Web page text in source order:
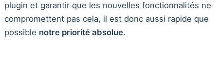
plugin et garantir que les nouvelles fonctionnalités ne
compromettent pas cela, il est donc aussi rapide que
possible notre priorité absolue.